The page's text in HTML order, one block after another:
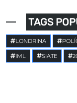
TAGS
LONDRINA
IML SIATE